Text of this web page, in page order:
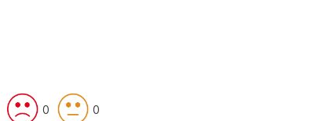
0 0